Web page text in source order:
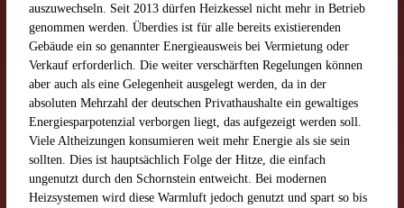
auszuwechseln. Seit 2013 dürfen Heizkessel nicht mehr in Betrieb
genommen werden. Überdies ist für alle bereits existierenden
Gebäude ein so genannter Energieausweis bei Vermietung oder
Verkauf erforderlich. Die weiter verschärften Regelungen können
aber auch als eine Gelegenheit ausgelegt werden, da in der
absoluten Mehrzahl der deutschen Privathaushalte ein gewaltiges
Energiesparpotenzial verborgen liegt, das aufgezeigt werden soll.
Viele Altheizungen konsumieren weit mehr Energie als sie sein
sollten. Dies ist hauptsächlich Folge der Hitze, die einfach
ungenutzt durch den Schornstein entweicht. Bei modernen
Heizsystemen wird diese Warmluft jedoch genutzt und spart so bis